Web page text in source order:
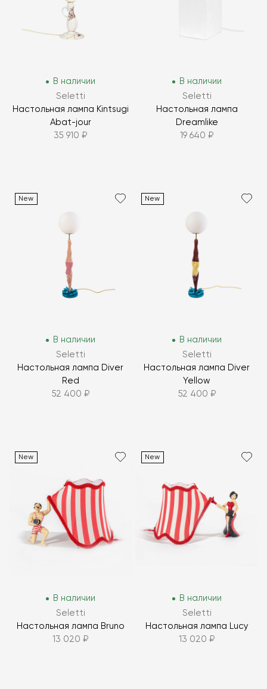
В наличии
Seletti
Настольная лампа Kintsugi
Abat-jour
35 910 ₽
В наличии
Seletti
Настольная лампа
Dreamlike
19 640 ₽
New
В наличии
Seletti
Настольная лампа Diver
Red
52 400 ₽
New
В наличии
Seletti
Настольная лампа Diver
Yellow
52 400 ₽
New
В наличии
Seletti
Настольная лампа Bruno
13 020 ₽
New
В наличии
Seletti
Настольная лампа Lucy
13 020 ₽